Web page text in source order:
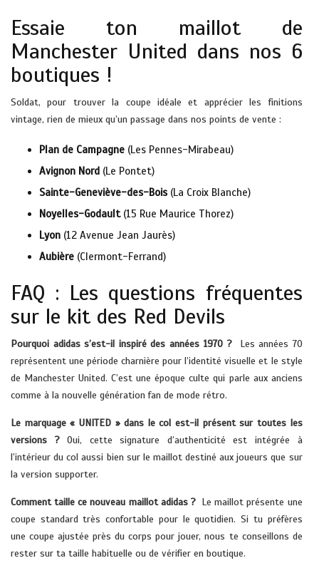
Essaie ton maillot de
Manchester United dans nos 6
boutiques !
Soldat, pour trouver la coupe idéale et apprécier les finitions
vintage, rien de mieux qu’un passage dans nos points de vente :
Plan de Campagne (Les Pennes-Mirabeau)
Avignon Nord (Le Pontet)
Sainte-Geneviève-des-Bois (La Croix Blanche)
Noyelles-Godault(15 Rue Maurice Thorez)
Lyon (12 Avenue Jean Jaurès)
Aubière (Clermont-Ferrand)
FAQ : Les questions fréquentes
sur le kit des Red Devils
Pourquoi adidas s’est-il inspiré des années 1970 ?Les années 70
représentent une période charnière pour l’identité visuelle et le style
de Manchester United. C’est une époque culte qui parle aux anciens
comme à la nouvelle génération fan de mode rétro.
Le marquage « UNITED » dans le col est-il présent sur toutes les
versions ?Oui, cette signature d’authenticité est intégrée à
l’intérieur du col aussi bien sur le maillot destiné aux joueurs que sur
la version supporter.
Comment taille ce nouveau maillot adidas ?Le maillot présente une
coupe standard très confortable pour le quotidien. Si tu préfères
une coupe ajustée près du corps pour jouer, nous te conseillons de
rester sur ta taille habituelle ou de vérifier en boutique.